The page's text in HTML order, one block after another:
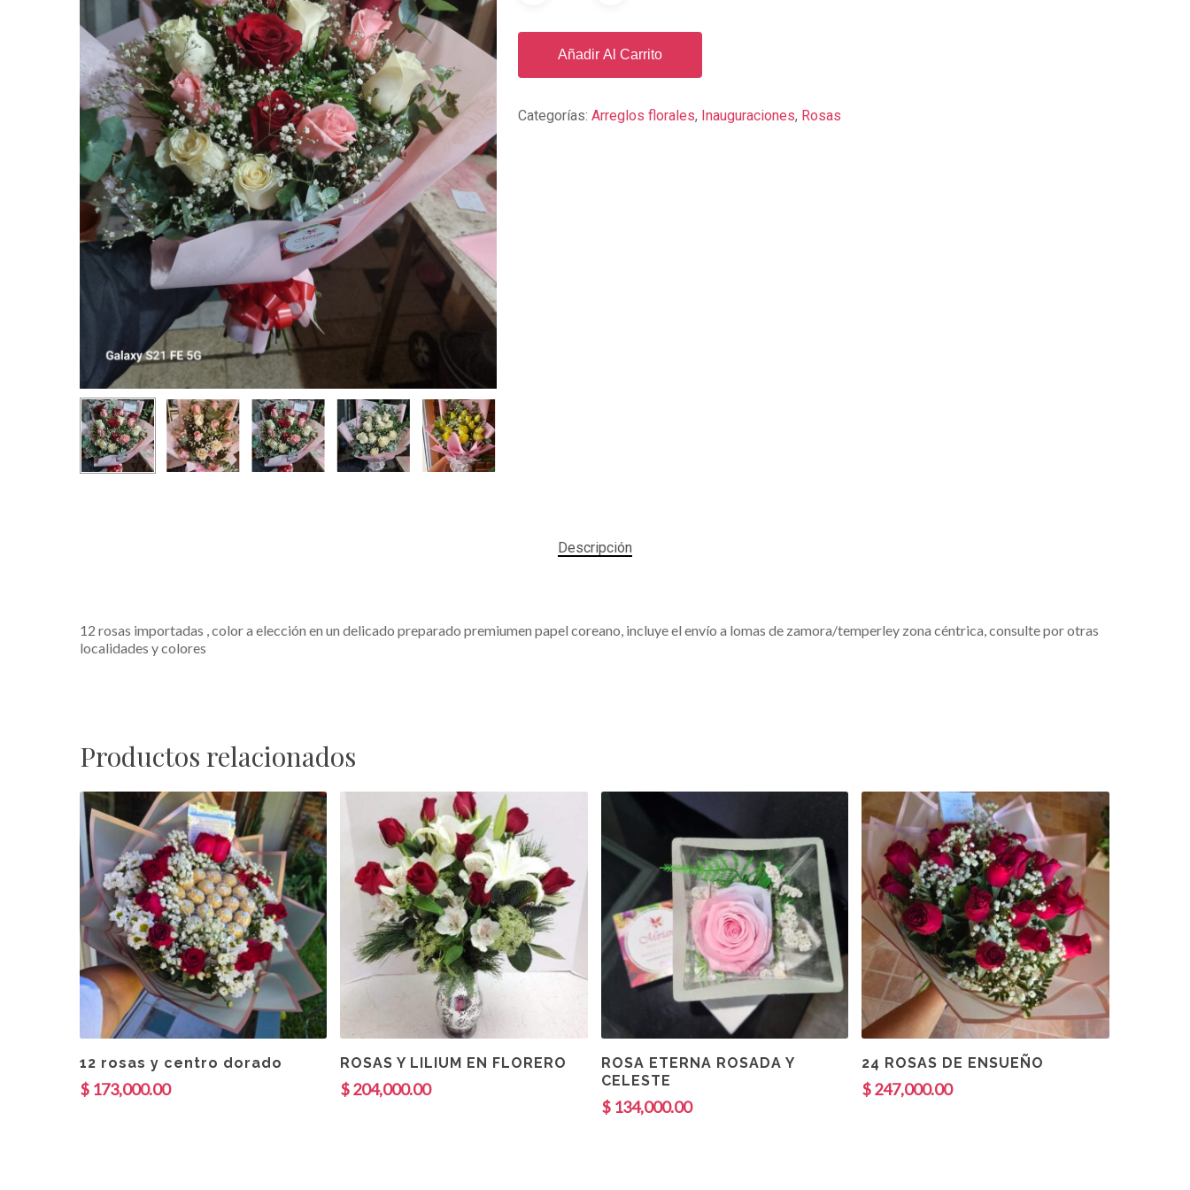
Añadir Al Carrito
Categorías: Arreglos florales, Inauguraciones, Rosas
Descripción
12 rosas importadas , color a elección en un delicado preparado premiumen papel coreano, incluye el envío a lomas de zamora/temperley zona céntrica, consulte por otras
localidades y colores
Productos relacionados
Añadir Al Carrito
12 rosas y centro dorado
$ 173,000.00
Añadir Al Carrito
ROSAS Y LILIUM EN FLORERO
$204,000.00
Añadir Al Carrito
ROSA ETERNA ROSADA Y
CELESTE
$134,000.00
Añadir Al Carrito
24 ROSAS DE ENSUEÑO
$247,000.00